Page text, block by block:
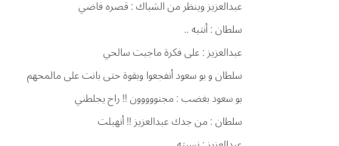
عبدالعزيز وينظر من الشباك : قصره فاضي
سلطان : أنتبه ..
عبدالعزيز : على فكرة ماجبت سالحي
سلطان و بو سعود أنفجعوا وبقوة حتى بانت على مالمحهم
بو سعود بغضب : مجنووووون !! راح يجلطني
سلطان : من جدك عبدالعزيز !! أنهبلت